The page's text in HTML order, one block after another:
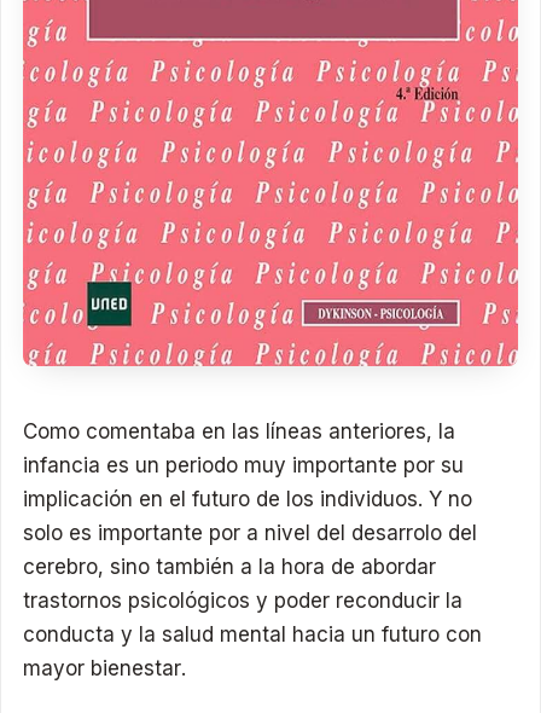
Como comentaba en las líneas anteriores, la
infancia es un periodo muy importante por su
implicación en el futuro de los individuos. Y no
solo es importante por a nivel del desarrolo del
cerebro, sino también a la hora de abordar
trastornos psicológicos y poder reconducir la
conducta y la salud mental hacia un futuro con
mayor bienestar.